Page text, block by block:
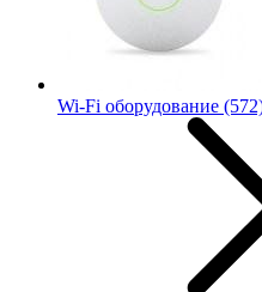
Wi-Fi оборудование